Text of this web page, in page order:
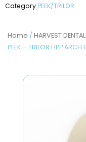
Home / HARVEST DENTAL
PEEK – TRILOR HPP ARCH
quantity
Category PEEK/TRILOR